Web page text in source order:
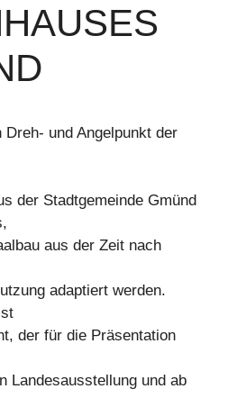
und Angelpunkt der
der Stadtgemeinde Gmünd
aus der Zeit nach
adaptiert werden.
der für die Präsentation
Landesausstellung und ab